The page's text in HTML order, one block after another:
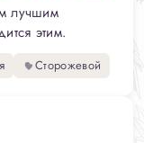
лучшим
этим.
Сторожевой